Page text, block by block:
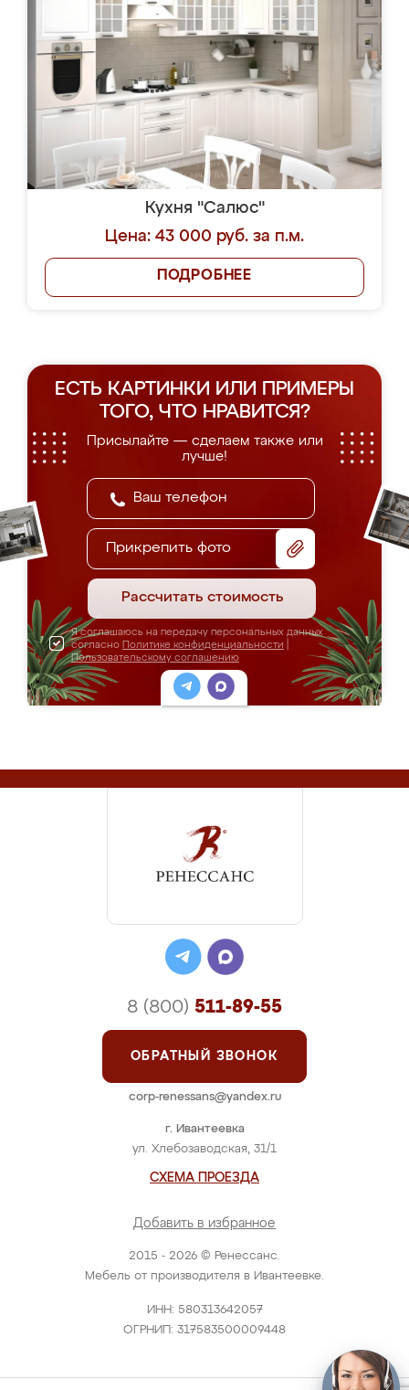
Кухня "Салюс"
Цена: 43 000 руб. за п.м.
ПОДРОБНЕЕ
ЕСТЬ КАРТИНКИ ИЛИ ПРИМЕРЫ
ТОГО, ЧТО НРАВИТСЯ?
Присылайте — сделаем также или
лучше!
Прикрепить фото
Рассчитать стоимость
Я соглашаюсь на передачу персональных данных
согласно Политике конфиденциальности
Пользовательскому соглашению
2015 - 2026 © Ренессанс.
Мебель от производителя в Ивантеевке.
ИНН: 580313642057
ОГРНИП: 317583500009448
г. Ивантеевка
ул. Хлебозаводская, 31/1
СХЕМА ПРОЕЗДА
Добавить в избранное
8 (800) 511-89-55
ОБРАТНЫЙ ЗВОНОК
corp-renessans@yandex.ru